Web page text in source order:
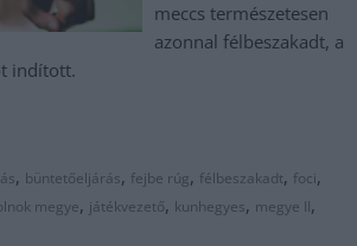
meccs természetesen
azonnal félbeszakadt, a
indított.
, büntetőeljárás, fejbe rúg, félbeszakadt, foci,
megye, játékvezető, kunhegyes, megye II,